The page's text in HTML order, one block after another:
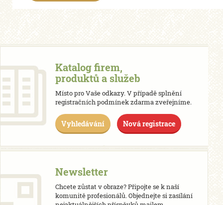
Katalog firem,
produktů a služeb
Místo pro Vaše odkazy. V případě splnění
registračních podmínek zdarma zveřejníme.
Vyhledávání Nová registrace
Newsletter
Chcete zůstat v obraze? Připojte se k naší
komunitě profesionálů. Objednejte si zasílání